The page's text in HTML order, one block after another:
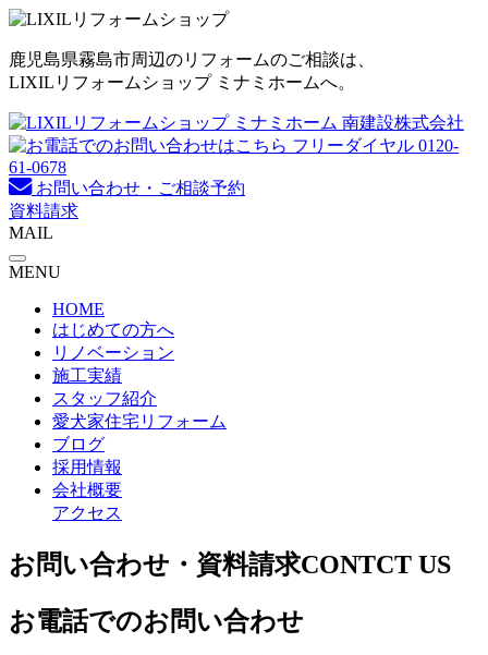
コ
テ
ン
ツ
へ
ス
キ
ッ
プ
鹿児島県霧島市周辺のリフォームのご相談は、
LIXILリフォームショップ ミナミホームへ。
お問い合わせ・ご相談予約
資料請求
MAIL
MENU
HOME
はじめての方へ
リノベーション
施工実績
スタッフ紹介
愛犬家住宅リフォーム
ブログ
採用情報
会社概要
アクセス
お問い合わせ・資料請求CONTCT US
お電話でのお問い合わせ